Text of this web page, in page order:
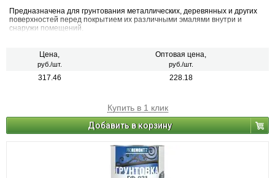
Предназначена для грунтования металлических, деревянных и других
поверхностей перед покрытием их различными эмалями внутри и
снаружи помещений.
Цена,
руб./шт.
Оптовая цена,
руб./шт.
317.46 228.18
Купить в 1 клик
Добавить в корзину